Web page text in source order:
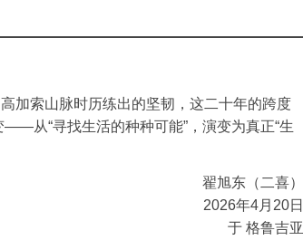
加索山脉时历练出的坚韧，这二十年的跨度
从“寻找生活的种种可能”，演变为真正“生
翟旭东（二喜）
2026年4月20日
于 格鲁吉亚